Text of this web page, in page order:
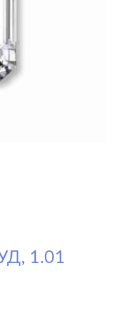
1.01